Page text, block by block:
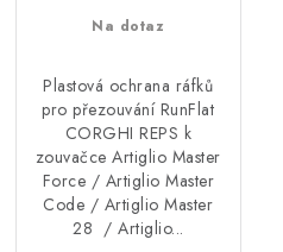
Na dotaz
Plastová ochrana ráfků
pro přezouvání RunFlat
CORGHI REPS k
zouvačce Artiglio Master
Force / Artiglio Master
Code / Artiglio Master
28 / Artiglio...